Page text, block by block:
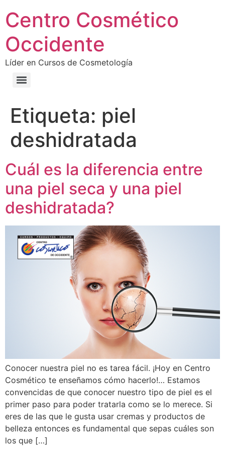
Centro Cosmético
Occidente
Líder en Cursos de Cosmetología
Etiqueta: piel
deshidratada
Cuál es la diferencia entre
una piel seca y una piel
deshidratada?
Conocer nuestra piel no es tarea fácil. ¡Hoy en Centro
Cosmético te enseñamos cómo hacerlo!… Estamos
convencidas de que conocer nuestro tipo de piel es el
primer paso para poder tratarla como se lo merece. Si
eres de las que le gusta usar cremas y productos de
belleza entonces es fundamental que sepas cuáles son
los que […]